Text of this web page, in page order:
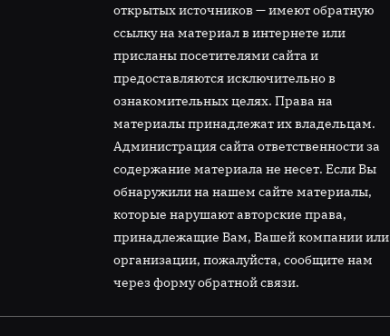
открытых источников — имеют обратную
ссылку на материал в интернете или
присланы посетителями сайта и
предоставляются исключительно в
ознакомительных целях. Права на
материалы принадлежат их владельцам.
Администрация сайта ответственности за
содержание материала не несет. Если Вы
обнаружили на нашем сайте материалы,
которые нарушают авторские права,
принадлежащие Вам, Вашей компании или
организации, пожалуйста, сообщите нам
через форму обратной связи.